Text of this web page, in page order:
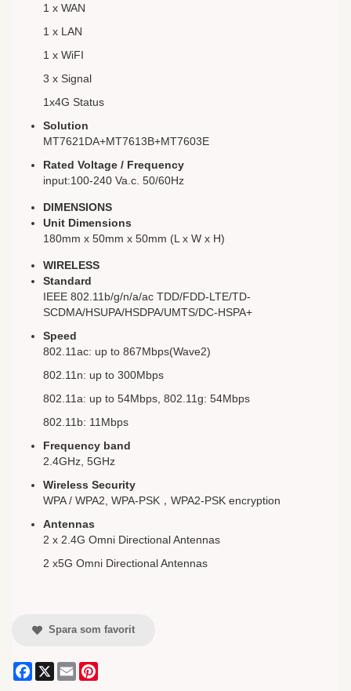
1 x WAN
1 x LAN
1 x WiFI
3 x Signal
1x4G Status
Solution
MT7621DA+MT7613B+MT7603E
Rated Voltage / Frequency
input:100-240 Va.c. 50/60Hz
DIMENSIONS
Unit Dimensions
180mm x 50mm x 50mm (L x W x H)
WIRELESS
Standard
IEEE 802.11b/g/n/a/ac TDD/FDD-LTE/TD-
SCDMA/HSUPA/HSDPA/UMTS/DC-HSPA+
Speed
802.11ac: up to 867Mbps(Wave2)
802.11n: up to 300Mbps
802.11a: up to 54Mbps, 802.11g: 54Mbps
802.11b: 11Mbps
Frequency band
2.4GHz, 5GHz
Wireless Security
WPA / WPA2, WPA-PSK，WPA2-PSK encryption
Antennas
2 x 2.4G Omni Directional Antennas
2 x5G Omni Directional Antennas
Spara som favorit
Facebook
X Email